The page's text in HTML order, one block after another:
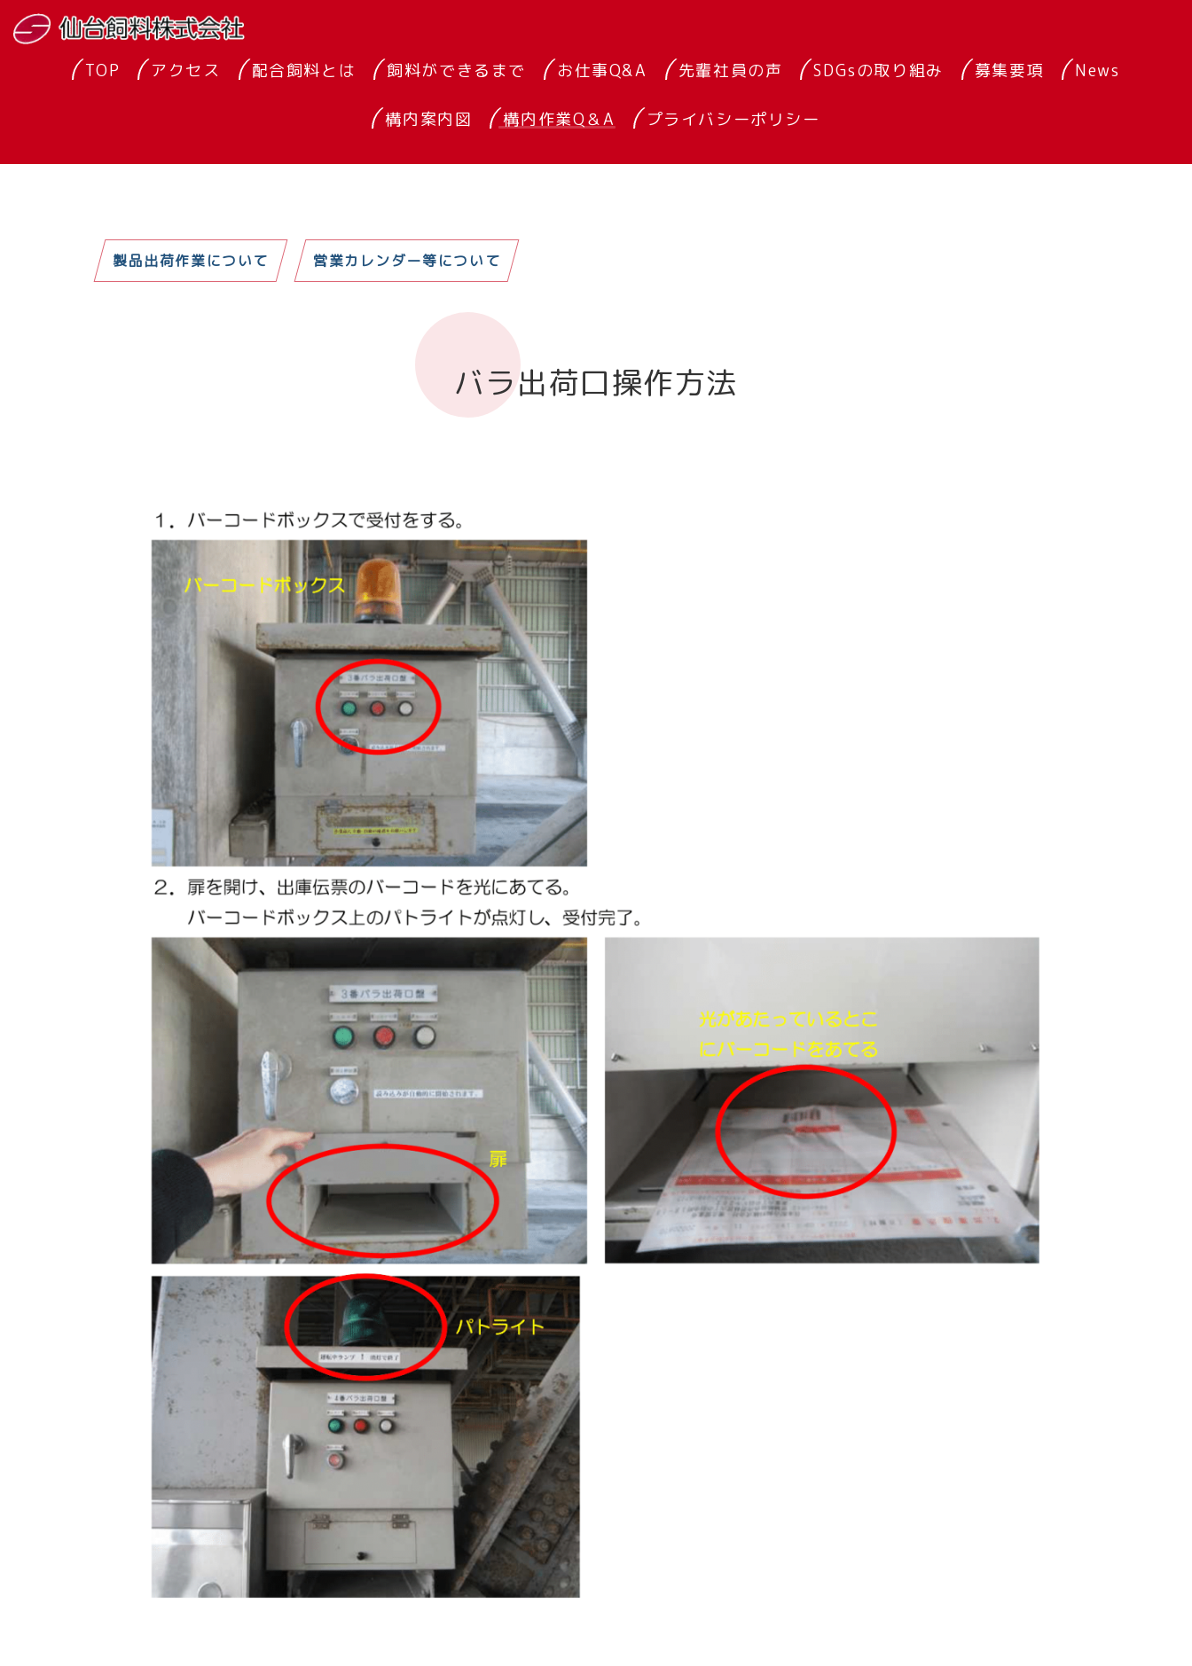
TOP アクセス 配合飼料とは 飼料ができるまで お仕事Q&A 先輩社員の声 SDGsの取り組み 募集要項 News
構内案内図 構内作業Q＆A プライバシーポリシー
製品出荷作業について 営業カレンダー等について
バラ出荷口操作方法